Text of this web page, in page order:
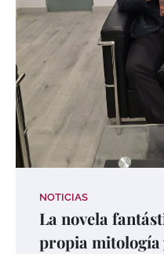
NOTICIAS
La novela
propia